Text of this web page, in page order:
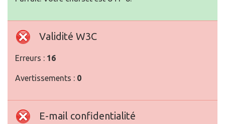
Validité W3C
Erreurs : 16
Avertissements : 0
E-mail confidentialité